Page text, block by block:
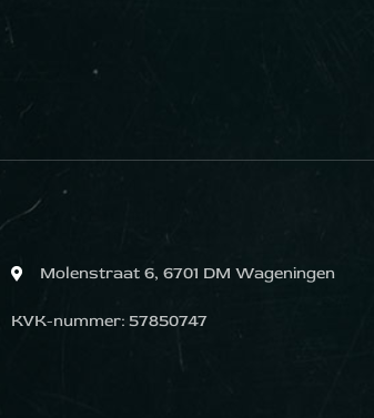
Molenstraat 6, 6701 DM Wageningen
KVK-nummer: 57850747